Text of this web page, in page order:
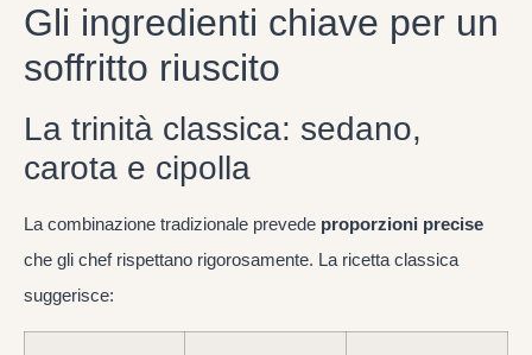
Gli ingredienti chiave per un
soffritto riuscito
La trinità classica: sedano,
carota e cipolla
La combinazione tradizionale prevede proporzioni precise
che gli chef rispettano rigorosamente. La ricetta classica
suggerisce: